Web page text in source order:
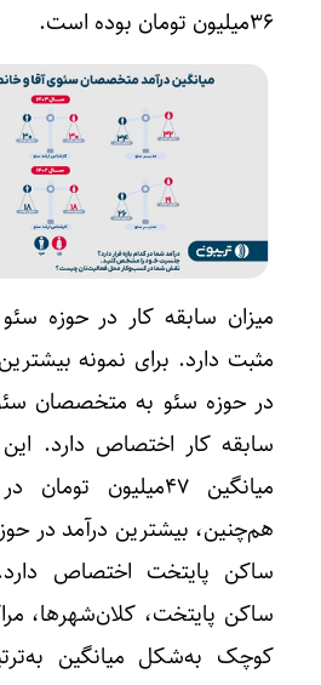
۳۶میلیون تومان بوده است.
میزان سابقه کار در حوزه
مثبت دارد. برای نمونه
سابقه کار اختصاص دارد.
میانگین ۴۷میلیون
هم‌چنین، بیشترین درآمد در
ساکن پایتخت اختصاص
ساکن پایتخت، کلان‌شهرها،